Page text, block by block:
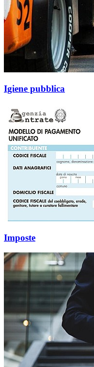
Igiene pubblica
Imposte